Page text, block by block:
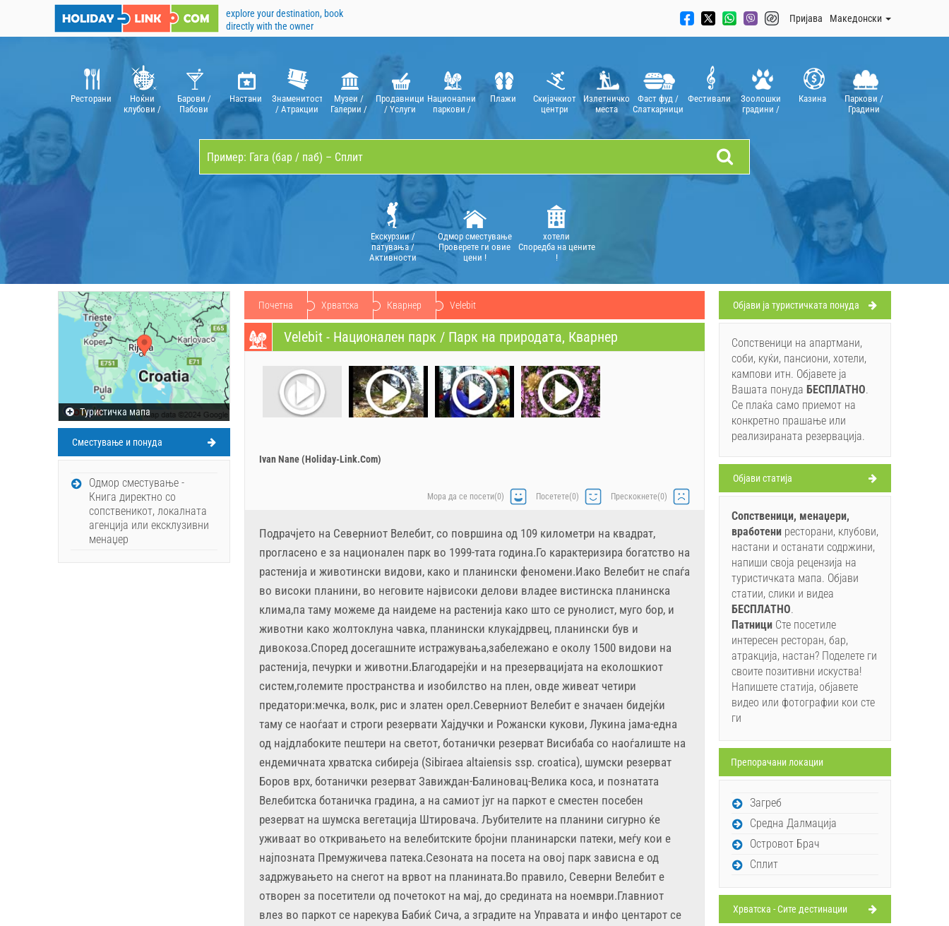
explore your destination, book
directly with the owner
Пријава Mакедонски
Pесторани
Ноќни
клубови /
Барови /
Пабови
Hастани
Знаменитости
/ Aтракции
Музеи /
Галерии /
Продавници
/ Yслуги
Национални
паркови /
природата
Плажи
Скијачкиот
центри
Излетничко
местa
Фаст фуд /
Слаткарници
Фестивали
Зоолошки
градини /
Казинa
Паркови /
Градини
Екскурзии /
патувања /
Aктивности
Oдмор сместување
Проверете ги овие
цени !
хотели
Споредба на цените
!
Почетна Хрватска Кварнер Velebit
Velebit - Hационален парк / Парк на природата, Кварнер
Ivan Nane (Holiday-Link.Com)
Mора да се посети(0) Посетете(0) Прескокнете(0)
Подрачјето на Северниот Велебит, со површина од 109 километри на квадрат,
прогласено е за национален парк во 1999-тата година.Го карактеризира богатство на
растенија и животински видови, како и планински феномени.Иако Велебит не спаѓа
во високи планини, во неговите највисоки делови владее вистинска планинска
клима,па таму можеме да наидеме на растенија како што се рунолист, муго бор, и
животни како жолтоклуна чавка, планински клукајдрвец, планински був и
дивокоза.Според досегашните истражувања,забележано е околу 1500 видови на
растенија, печурки и животни.Благодарејќи и на презервацијата на еколошкиот
систем,големите пространства и изобилство на плен, овде живеат четири
предатори:мечка, волк, рис и златен орел.Северниот Велебит е значаен бидејќи
таму се наоѓаат и строги резервати Хајдучки и Рожански кукови, Лукина јама-една
од најдлабоките пештери на светот, ботанички резерват Висибаба со наоѓалиште на
ендемичната хрватска сибиреја (Sibiraea altaiensis ssp. croatica), шумски резерват
Боров врх, ботанички резерват Завиждан-Балиновац-Велика коса, и познатата
Велебитска ботаничка градина, а на самиот југ на паркот е сместен посебен
резерват на шумска вегетација Штировача. Љубителите на планини сигурно ќе
уживаат во откривањето на велебитските бројни планинарски патеки, меѓу кои е
најпозната Премужичева патека.Сезоната на посета на овој парк зависна е од
задржувањето на снегот на врвот на планината.Во правило, Северни Велебит е
отворен за посетители од почетокот на мај, до средината на ноември.Главниот
влез во паркот се нарекува Бабиќ Сича, а зградите на Управата и инфо центарот се
Tуристичка мапа
Сместување и понуда
Oдмор сместување -
Книга директно со
сопственикот, локалната
агенција или ексклузивни
менаџер
Oбјави ја туристичката понуда
Сопственици на апартмани,
соби, куќи, пансиони, хотели,
кампови итн. Објавете ја
Вашата понуда БЕСПЛАТНO.
Се плаќа само приемот на
конкретно прашање или
реализираната резервација.
Oбјави статија
Сопственици, менаџери,
вработени ресторани, клубови,
настани и останати содржини,
напиши своја рецензија на
туристичката мапа. Објави
статии, слики и видеа
БЕСПЛАТНO.
Патници Сте посетиле
интересен ресторан, бар,
атракција, настан? Поделете ги
своите позитивни искуства!
Напишете статија, објавете
видео или фотографии кои сте
ги
Препорачани локации
Загреб
Средна Далмација
Островот Брач
Сплит
Хрватска - Сите дестинации